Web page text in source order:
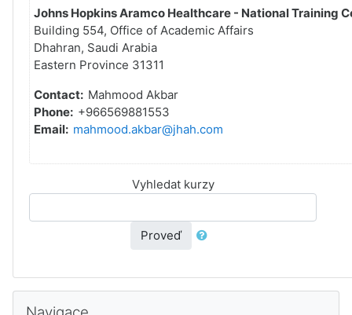
Johns Hopkins Aramco Healthcare - National Training
Building 554, Office of Academic Affairs
Dhahran, Saudi Arabia
Eastern Province 31311
Contact: Mahmood Akbar
Phone: +966569881553
Email: mahmood.akbar@jhah.com
Vyhledat kurzy
Proveď